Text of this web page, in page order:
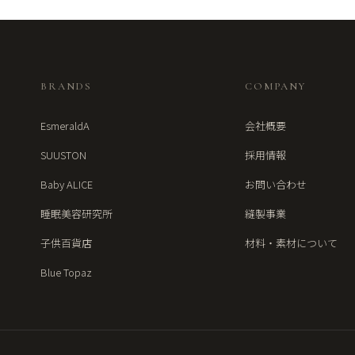
BRANDS
EsmeraldA
SUUSTON
Baby ALICE
睡眠美容研究所
子供百貨店
Blue Topaz
COMPANY
会社概要
採用情報
お問い合わせ
縫製事業
材料・素材について